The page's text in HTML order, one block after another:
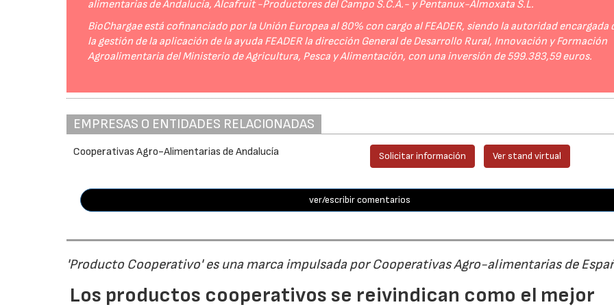
alimentarias de Andalucía, Alcafruit -Productores del Campo S.C.A.- y Pentanux-Almoxata S.L.
BioChargae está cofinanciado por la Unión Europea al 80% con cargo al FEADER, siendo la autoridad encargada
la gestión de la aplicación de la ayuda FEADER la dirección General de Desarrollo Rural, Innovación y Formación
Agroalimentaria del Ministerio de Agricultura, Pesca y Alimentación, con una inversión de 599.383,59 euros.
EMPRESAS O ENTIDADES RELACIONADAS
Cooperativas Agro-Alimentarias de Andalucía Solicitar información Ver stand virtual
ver/escribir comentarios
'Producto Cooperativo' es una marca impulsada por Cooperativas Agro-alimentarias de
Los productos cooperativos se reivindican como el mejor